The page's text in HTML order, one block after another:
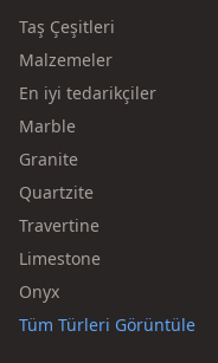
Taş Çeşitleri
Malzemeler
En iyi tedarikçiler
Marble
Granite
Quartzite
Travertine
Limestone
Onyx
Tüm Türleri Görüntüle